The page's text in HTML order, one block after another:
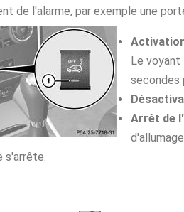
de l'alarme, par exemple une
Le voyant
secondes
Arrêt de
d'allumage.
s'arrête.